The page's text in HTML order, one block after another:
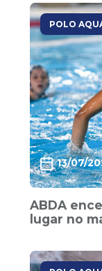
POLO
13/07/
ABDA
lugar no